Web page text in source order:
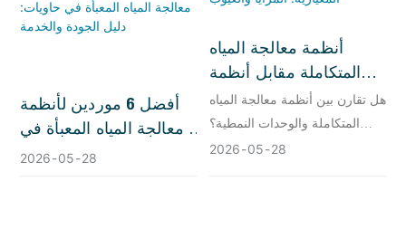
أفضل 6 موردين لأنظمة
معالجة المياه المعبأة في
حاويات: دليل الجودة
2026 05 28
أنظمة معالجة المياه
المتكاملة مقابل أنظمة
معالجة المياه المعيارية:
المزايا والعيوب
هل تقارن بين أنظمة معالجة المياه
المتكاملة والوحدات النمطية؟
يغطي هذا الدليل المزايا والعيوب
2026 05 28